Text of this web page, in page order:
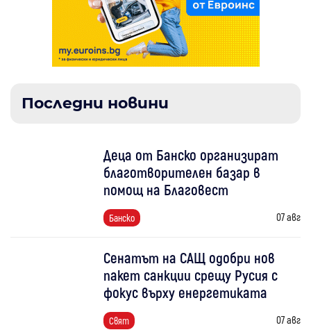
Последни новини
Деца от Банско организират
благотворителен базар в
помощ на Благовест
Банско 07 авг
Сенатът на САЩ одобри нов
пакет санкции срещу Русия с
фокус върху енергетиката
Свят 07 авг